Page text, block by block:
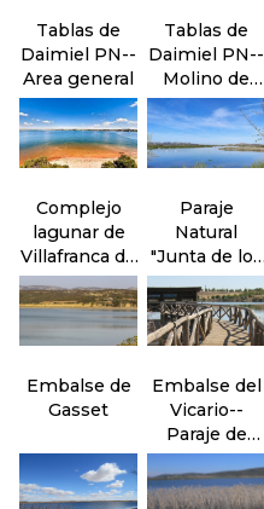
Tablas de
Daimiel PN--
Area general
Tablas de
Daimiel PN--
Molino de
Molemocho
Complejo
lagunar de
Villafranca de
los
Caballeros
Paraje
Natural
"Junta de los
ríos" Záncara
y Cigüela
Embalse de
Gasset
Embalse del
Vicario--
Paraje de
Peralvillo